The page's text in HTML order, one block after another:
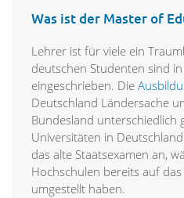
Was ist der Master of
Lehrer ist für viele ein
deutschen Studenten sind
eingeschrieben. Die
Deutschland Ländersache
Bundesland unterschiedlich
Universitäten in
das alte Staatsexamen an,
Hochschulen bereits auf
umgestellt haben.